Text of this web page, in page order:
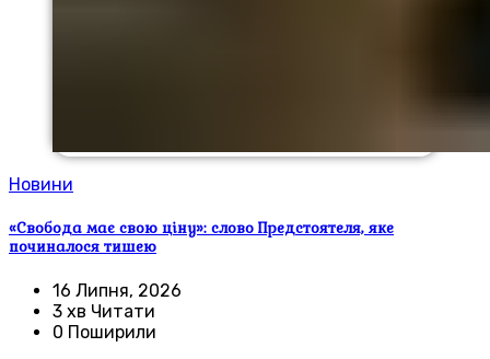
Новини
«Свобода має свою ціну»: слово Предстоятеля, яке
починалося тишею
16 Липня, 2026
3 хв Читати
0 Поширили